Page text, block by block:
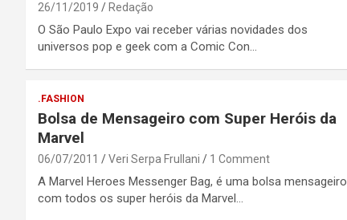
26/11/2019 Redação
O São Paulo Expo vai receber várias novidades dos
universos pop e geek com a Comic Con…
.FASHION
Bolsa de Mensageiro com Super Heróis da
Marvel
06/07/2011 Veri Serpa Frullani 1 Comment
A Marvel Heroes Messenger Bag, é uma bolsa mensageiro
com todos os super heróis da Marvel…